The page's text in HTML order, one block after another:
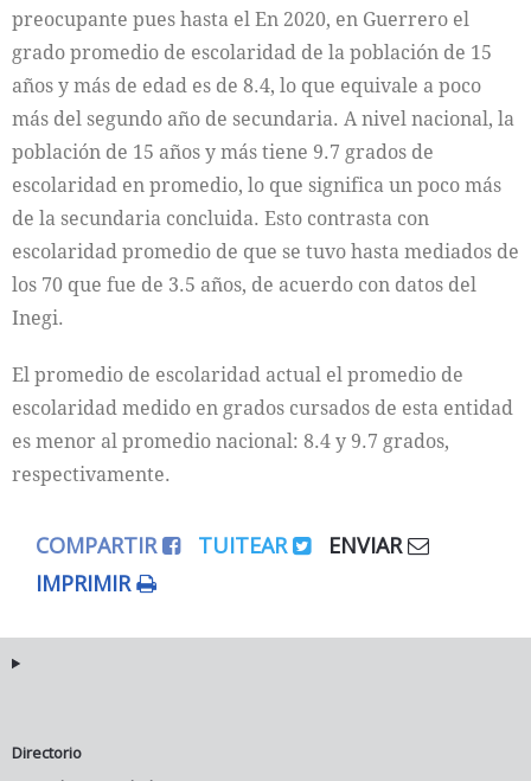
preocupante pues hasta el En 2020, en Guerrero el
grado promedio de escolaridad de la población de 15
años y más de edad es de 8.4, lo que equivale a poco
más del segundo año de secundaria. A nivel nacional, la
población de 15 años y más tiene 9.7 grados de
escolaridad en promedio, lo que significa un poco más
de la secundaria concluida. Esto contrasta con
escolaridad promedio de que se tuvo hasta mediados de
los 70 que fue de 3.5 años, de acuerdo con datos del
Inegi.
El promedio de escolaridad actual el promedio de
escolaridad medido en grados cursados de esta entidad
es menor al promedio nacional: 8.4 y 9.7 grados,
respectivamente.
COMPARTIR TUITEAR
ENVIAR
IMPRIMIR
Directorio